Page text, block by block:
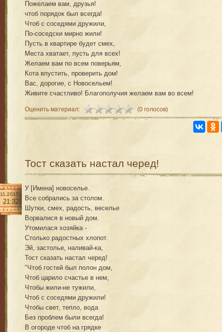
Пожелаем вам, друзья!
чтоб порядок был всегда!
Чтоб с соседями дружили,
По-соседски мирно жили!
Пусть в квартире будет смех,
Места хватает, пусть для всех!
Желаем вам по всем поверьям,
Кота впустить, проверить дом!
Вас, дорогие, с Новосельем!
Живите счастливо! Благополучия желаем вам во всем!
Оценить материал: (0 голосов)
Тост сказать настал черед!
21:32
У [Имена] новоселье.
Все собрались за столом.
Шутки, смех, радость, веселье
Ворвалися в новый дом.
Утомилася хозяйка -
Столько радостных хлопот.
Эй, застолье, наливай-ка,
Тост сказать настал черед!
"Чтоб гостей был полон дом,
Чтоб царило счастье в нем,
Чтобы жили-не тужили,
Чтоб с соседями дружили!
Чтобы свет, тепло, вода
Без проблем были всегда!
В огороде чтоб на грядке